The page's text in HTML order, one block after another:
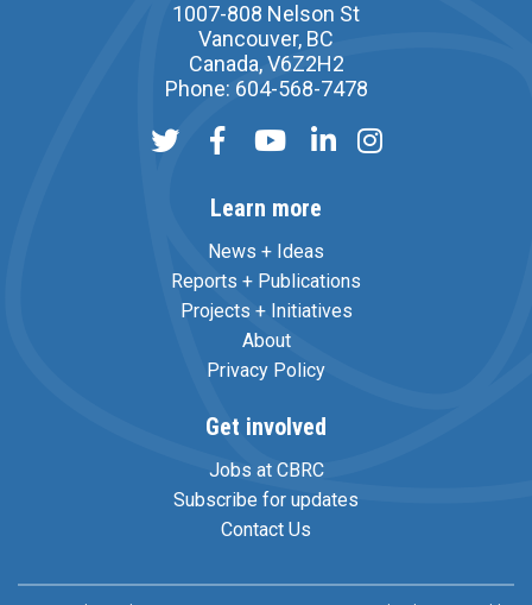
1007-808 Nelson St
Vancouver, BC
Canada, V6Z2H2
Phone: 604-568-7478
Learn more
News + Ideas
Reports + Publications
Projects + Initiatives
About
Privacy Policy
Get involved
Jobs at CBRC
Subscribe for updates
Contact Us